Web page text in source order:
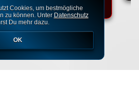
Cookies, um bestmögliche
zu können. Unter Datenschutz
Du mehr dazu.
OK